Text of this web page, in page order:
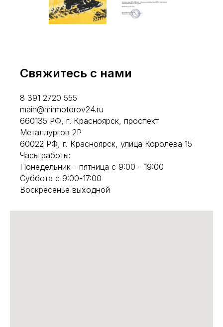
Свяжитесь с нами
8 391 2720 555
main@mirmotorov24.ru
660135 РФ, г. Красноярск, проспект
Металлургов 2Р
60022 РФ, г. Красноярск, улица Королева 15
Часы работы:
Понедельник - пятница с 9:00 - 19:00
Суббота с 9:00-17:00
Воскресенье выходной